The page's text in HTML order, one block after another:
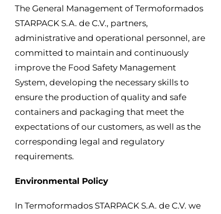
The General Management of Termoformados
STARPACK S.A. de C.V., partners,
administrative and operational personnel, are
committed to maintain and continuously
improve the Food Safety Management
System, developing the necessary skills to
ensure the production of quality and safe
containers and packaging that meet the
expectations of our customers, as well as the
corresponding legal and regulatory
requirements.
Environmental Policy
In Termoformados STARPACK S.A. de C.V. we